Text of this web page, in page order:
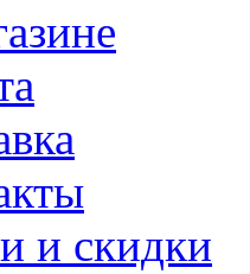
и скидки